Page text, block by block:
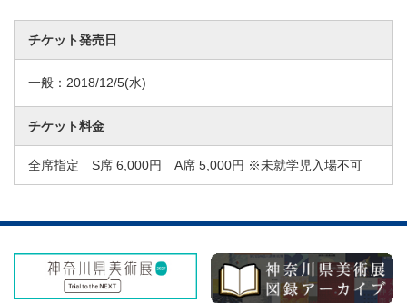
チケット発売日
一般： 2018/12/5(水)
チケット料金
全席指定 S席 6,000円 A席 5,000円 ※未就学児入場不可